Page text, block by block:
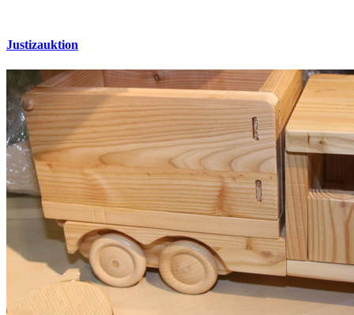
Justizauktion